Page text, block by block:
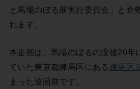
と馬場のぼる展実行委員会」と倉
れます。
本企画は、馬場のぼるの没後20年
ていた東京都練馬区にある 練馬区
まった巡回展です。